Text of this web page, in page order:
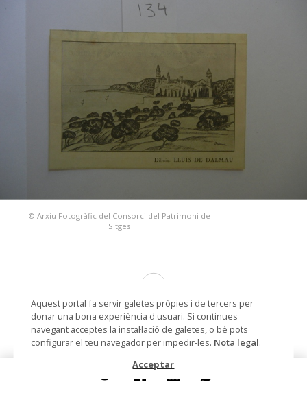
© Arxiu Fotogràfic del Consorci del Patrimoni de
Sitges
Retall imprès amb un dibuix de Lluís de
Dalmau
retall de premsa
Aquest portal fa servir galetes pròpies i de tercers per
donar una bona experiència d'usuari. Si continues
navegant acceptes la instal·lació de galetes, o bé pots
configurar el teu navegador per impedir-les. Nota legal.
Acceptar